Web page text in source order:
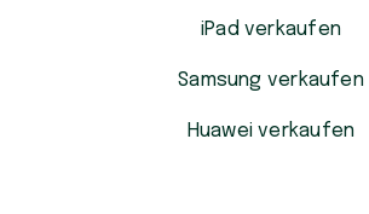
iPad verkaufen
Samsung verkaufen
Huawei verkaufen